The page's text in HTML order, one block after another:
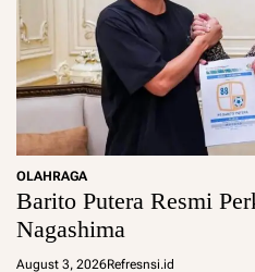
OLAHRAGA
Barito Putera Resmi
Nagashima
August 3, 2026Refresnsi.id